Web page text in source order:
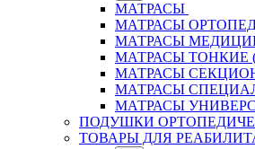
МАТРАСЫ
МАТРАСЫ
МАТРАСЫ
МАТРАСЫ ТОНКИЕ
МАТРАСЫ
МАТРАСЫ
МАТРАСЫ
ПОДУШКИ
ТОВАРЫ ДЛЯ